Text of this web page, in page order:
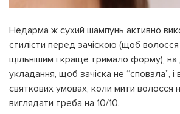
Недарма ж сухий шампунь активно
стилісти перед зачіскою (щоб
щільнішим і краще тримало форму), на
укладання, щоб зачіска не “сповзла”, і
святкових умовах, коли мити волосся
виглядати треба на 10/10.